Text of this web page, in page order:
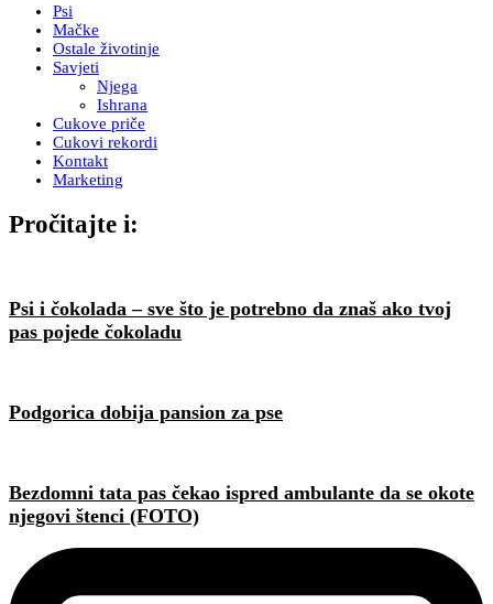
Psi
Mačke
Ostale životinje
Savjeti
Njega
Ishrana
Cukove priče
Cukovi rekordi
Kontakt
Marketing
Pročitajte i:
Psi i čokolada – sve što je potrebno da znaš ako tvoj
pas pojede čokoladu
Podgorica dobija pansion za pse
Bezdomni tata pas čekao ispred ambulante da se okote
njegovi štenci (FOTO)